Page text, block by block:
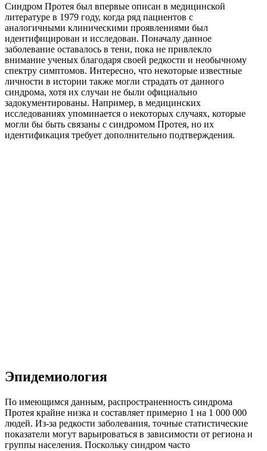
Синдром Протея был впервые описан в медицинской
литературе в 1979 году, когда ряд пациентов с
аналогичными клиническими проявлениями был
идентифицирован и исследован. Поначалу данное
заболевание оставалось в тени, пока не привлекло
внимание ученых благодаря своей редкости и необычному
спектру симптомов. Интересно, что некоторые известные
личности в истории также могли страдать от данного
синдрома, хотя их случаи не были официально
задокументированы. Например, в медицинских
исследованиях упоминается о некоторых случаях, которые
могли бы быть связаны с синдромом Протея, но их
идентификация требует дополнительно подтверждения.
Эпидемиология
По имеющимся данным, распространенность синдрома
Протея крайне низка и составляет примерно 1 на 1 000 000
людей. Из-за редкости заболевания, точные статистические
показатели могут варьироваться в зависимости от региона и
группы населения. Поскольку синдром часто